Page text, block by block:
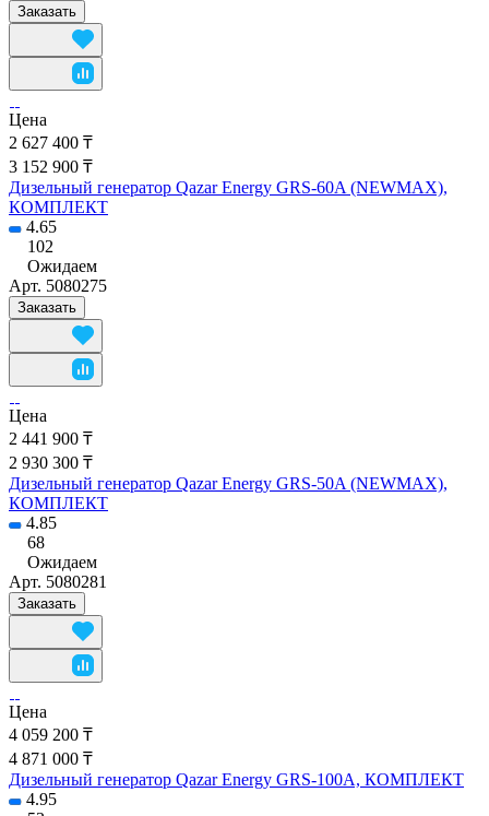
Заказать
Цена
2 627 400 ₸
3 152 900 ₸
Дизельный генератор Qazar Energy GRS-60A (NEWMAX),
КОМПЛЕКТ
4.65
102
Ожидаем
Арт. 5080275
Заказать
Цена
2 441 900 ₸
2 930 300 ₸
Дизельный генератор Qazar Energy GRS-50A (NEWMAX),
КОМПЛЕКТ
4.85
68
Ожидаем
Арт. 5080281
Заказать
Цена
4 059 200 ₸
4 871 000 ₸
Дизельный генератор Qazar Energy GRS-100A, КОМПЛЕКТ
4.95